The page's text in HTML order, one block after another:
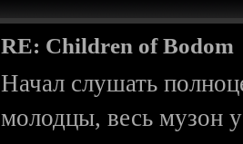
RE: Children of Bodom
Начал слушать
молодцы, весь музон